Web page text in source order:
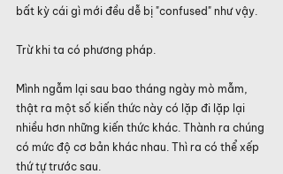
bất kỳ cái gì mới đều dễ bị "confused" như vậy.
Trừ khi ta có phương pháp.
Mình ngẫm lại sau bao tháng ngày mò mẫm,
thật ra một số kiến thức này có lặp đi lặp lại
nhiều hơn những kiến thức khác. Thành ra chúng
có mức độ cơ bản khác nhau. Thì ra có thể xếp
thứ tự trước sau.